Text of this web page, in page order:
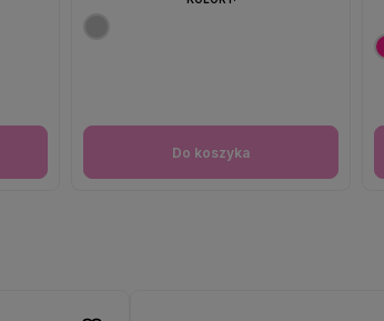
Do koszyka